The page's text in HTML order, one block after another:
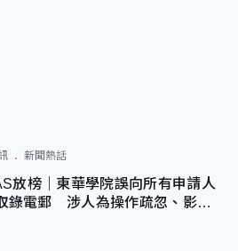
新聞熱話
放榜｜東華學院誤向所有申請人
錄電郵 涉人為操作疏忽、影響